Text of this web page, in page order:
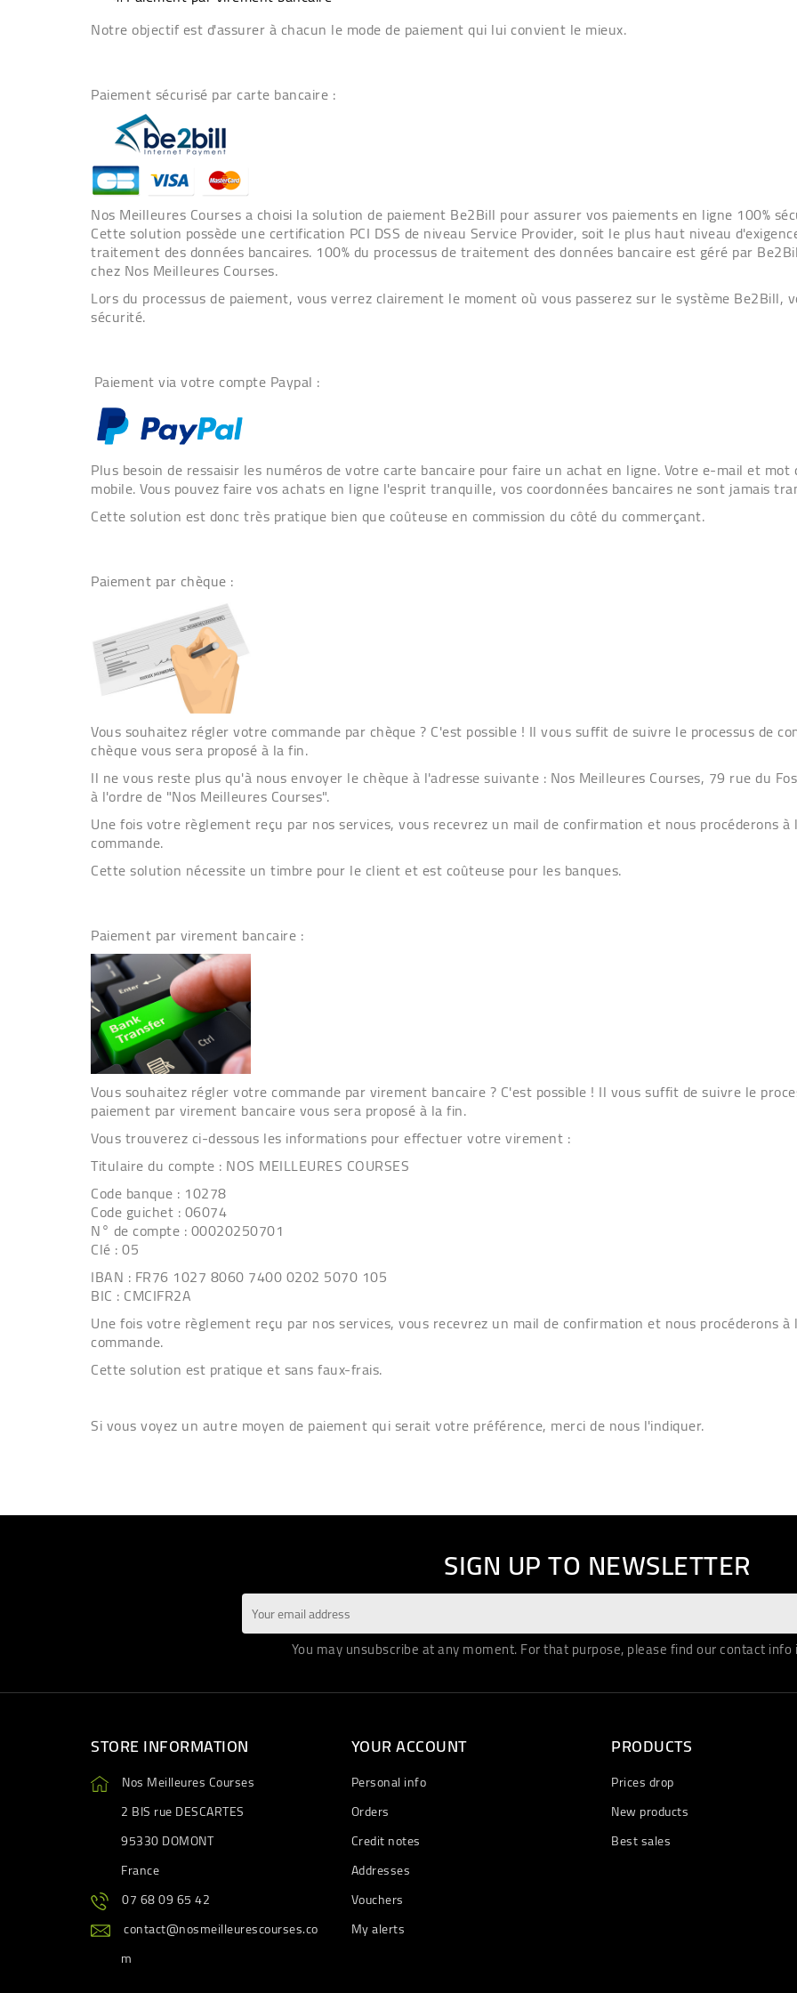
Notre objectif est d'assurer à chacun le mode de paiement qui lui convient le mieux.
Paiement sécurisé par carte bancaire :
Nos Meilleures Courses a choisi la solution de paiement Be2Bill pour assurer vos paiements en ligne 100%
Cette solution possède une certification PCI DSS de niveau Service Provider, soit le plus haut niveau
traitement des données bancaires. 100% du processus de traitement des données bancaire est géré par
chez Nos Meilleures Courses.
Lors du processus de paiement, vous verrez clairement le moment où vous passerez sur le système
sécurité.
Paiement via votre compte Paypal :
Plus besoin de ressaisir les numéros de votre carte bancaire pour faire un achat en ligne. Votre e-mail et mot
mobile. Vous pouvez faire vos achats en ligne l'esprit tranquille, vos coordonnées bancaires ne sont jamais
Cette solution est donc très pratique bien que coûteuse en commission du côté du commerçant.
Paiement par chèque :
Vous souhaitez régler votre commande par chèque ? C'est possible ! Il vous suffit de suivre le processus de
chèque vous sera proposé à la fin.
Il ne vous reste plus qu'à nous envoyer le chèque à l'adresse suivante : Nos Meilleures Courses, 79 rue du
à l'ordre de "Nos Meilleures Courses".
Une fois votre règlement reçu par nos services, vous recevrez un mail de confirmation et nous procéderons
commande.
Cette solution nécessite un timbre pour le client et est coûteuse pour les banques.
Paiement par virement bancaire :
Vous souhaitez régler votre commande par virement bancaire ? C'est possible ! Il vous suffit de suivre le
paiement par virement bancaire vous sera proposé à la fin.
Vous trouverez ci-dessous les informations pour effectuer votre virement :
Titulaire du compte : NOS MEILLEURES COURSES
Code banque : 10278
Code guichet : 06074
N° de compte : 00020250701
Clé : 05
IBAN : FR76 1027 8060 7400 0202 5070 105
BIC : CMCIFR2A
Une fois votre règlement reçu par nos services, vous recevrez un mail de confirmation et nous procéderons
commande.
Cette solution est pratique et sans faux-frais.
Si vous voyez un autre moyen de paiement qui serait votre préférence, merci de nous l'indiquer.
SIGN UP TO NEWSLETTER
You may unsubscribe at any moment. For that purpose, please find our contact
STORE INFORMATION
Nos Meilleures Courses
2 BIS rue DESCARTES
95330 DOMONT
France
07 68 09 65 42
contact@nosmeilleurescourses.co
m
YOUR ACCOUNT
Personal info
Orders
Credit notes
Addresses
Vouchers
My alerts
PRODUCTS
Prices drop
New products
Best sales